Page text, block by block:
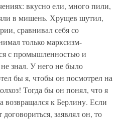
вкусно ели, много пили,
в мишень. Хрущев шутил,
сравнивал себя со
только марксизм-
с промышленностью и
знал. У него не было
бы я, чтобы он посмотрел на
Тогда бы он понял, что я
к Берлину. Если
заявлял он, то